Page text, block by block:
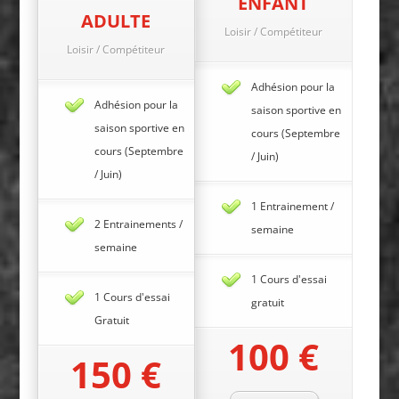
ADULTE
Loisir / Compétiteur
Adhésion pour la
saison sportive en
cours (Septembre
/ Juin)
2 Entrainements /
semaine
1 Cours d'essai
Gratuit
150 €
Loisir / Compétiteur
Adhésion pour la
saison sportive en
cours (Septembre
/ Juin)
1 Entrainement /
semaine
1 Cours d'essai
gratuit
100 €